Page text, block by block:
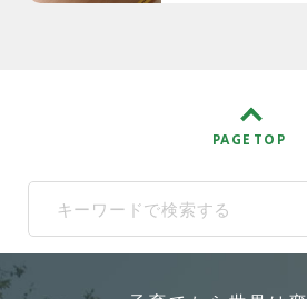
PAGE TOP
When autocomplete results are